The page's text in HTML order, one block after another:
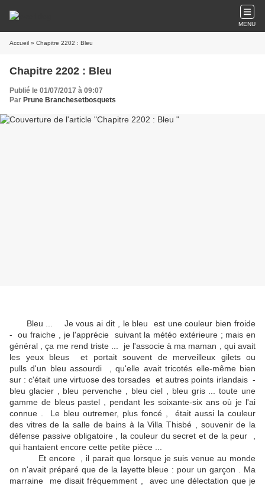
MENU
Accueil » Chapitre 2202 : Bleu
Chapitre 2202 : Bleu
Publié le 01/07/2017 à 09:07
Par Prune Branchesetbosquets
Bleu ... Je vous ai dit , le bleu est une couleur bien froide
- ou fraiche , je l'apprécie suivant la météo extérieure ; mais en
général , ça me rend triste ... je l'associe à ma maman , qui avait
les yeux bleus et portait souvent de merveilleux gilets ou
pulls d'un bleu assourdi , qu'elle avait tricotés elle-même bien
sur : c'était une virtuose des torsades et autres points irlandais -
bleu glacier , bleu pervenche , bleu ciel , bleu gris ... toute une
gamme de bleus pastel , pendant les soixante-six ans où je l'ai
connue . Le bleu outremer, plus foncé , était aussi la couleur
des vitres de la salle de bains à la Villa Thisbé , souvenir de la
défense passive obligatoire , la couleur du secret et de la peur ,
qui hantaient encore cette petite pièce ...
Et encore , il parait que lorsque je suis venue au monde
on n'avait préparé que de la layette bleue : pour un garçon . Ma
marraine me disait fréquemment , avec une délectation que je